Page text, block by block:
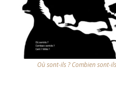
Où sont-ils ? Combien sont-